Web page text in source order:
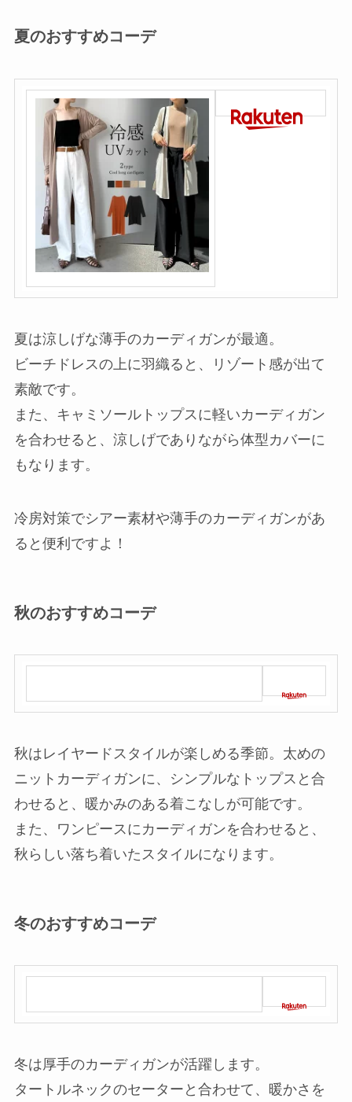
夏のおすすめコーデ
夏は涼しげな薄手のカーディガンが最適。
ビーチドレスの上に羽織ると、リゾート感が出て
素敵です。
また、キャミソールトップスに軽いカーディガン
を合わせると、涼しげでありながら体型カバーに
もなります。
冷房対策でシアー素材や薄手のカーディガンがあ
ると便利ですよ！
秋のおすすめコーデ
秋はレイヤードスタイルが楽しめる季節。太めの
ニットカーディガンに、シンプルなトップスと合
わせると、暖かみのある着こなしが可能です。
また、ワンピースにカーディガンを合わせると、
秋らしい落ち着いたスタイルになります。
冬のおすすめコーデ
冬は厚手のカーディガンが活躍します。
タートルネックのセーターと合わせて、暖かさを